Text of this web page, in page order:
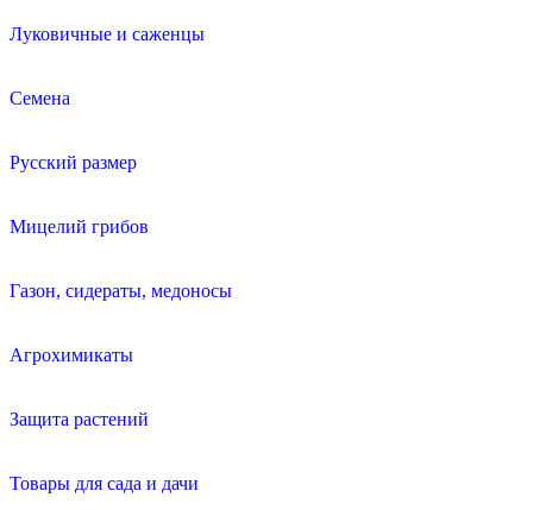
Луковичные и саженцы
Семена
Русский размер
Мицелий грибов
Газон, сидераты, медоносы
Агрохимикаты
Защита растений
Товары для сада и дачи